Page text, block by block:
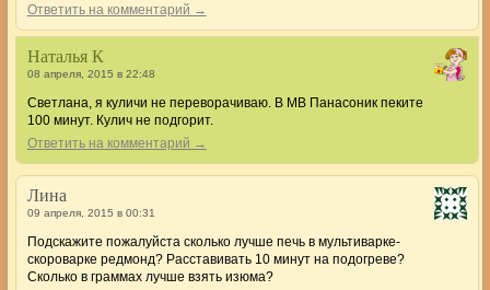
Ответить на комментарий →
Наталья К
08 апреля, 2015 в 22:48
Светлана, я куличи не переворачиваю. В МВ Панасоник пеките
100 минут. Кулич не подгорит.
Ответить на комментарий →
Лина
09 апреля, 2015 в 00:31
Подскажите пожалуйста сколько лучше печь в мультиварке-
скороварке редмонд? Расставивать 10 минут на подогреве?
Сколько в граммах лучше взять изюма?